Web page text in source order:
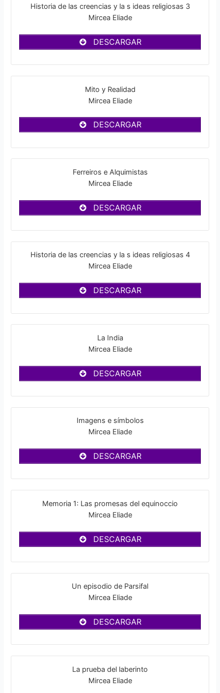
Historia de las creencias y la s ideas religiosas 3
Mircea Eliade
DESCARGAR
Mito y Realidad
Mircea Eliade
DESCARGAR
Ferreiros e Alquimistas
Mircea Eliade
DESCARGAR
Historia de las creencias y la s ideas religiosas 4
Mircea Eliade
DESCARGAR
La India
Mircea Eliade
DESCARGAR
Imagens e símbolos
Mircea Eliade
DESCARGAR
Memoria 1: Las promesas del equinoccio
Mircea Eliade
DESCARGAR
Un episodio de Parsifal
Mircea Eliade
DESCARGAR
La prueba del laberinto
Mircea Eliade